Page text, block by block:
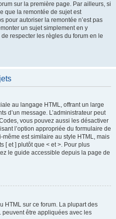
sur la première page. Par ailleurs, si
que la remontée de sujet est
pour autoriser la remontée n’est pas
un sujet simplement en y
respecter les règles du forum en le
au langage HTML, offrant un large
d’un message. L’administrateur peut
vous pouvez aussi les désactiver
l’option appropriée du formulaire de
est similaire au style HTML, mais
[ et ] plutôt que < et >. Pour plus
le guide accessible depuis la page de
HTML sur ce forum. La plupart des
peuvent être appliquées avec les